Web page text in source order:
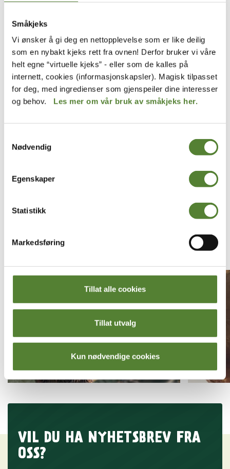
Småkjeks
Vi ønsker å gi deg en nettopplevelse som er like deilig
som en nybakt kjeks rett fra ovnen! Derfor bruker vi våre
helt egne “virtuelle kjeks” - eller som de kalles på
internett, cookies (informasjonskapsler). Magisk tilpasset
for deg, med ingredienser som gjenspeiler dine interesser
og behov. Les mer om vår bruk av småkjeks her.
Nødvendig
Egenskaper
Statistikk
Markedsføring
Tillat alle cookies
Tillat utvalg
Kun nødvendige cookies
rødliste. I Norge var oteren tidligere klassifisert som sårbar
av Artsdatabanken, men i 2021 ble den flyttet til
kategorien “ikke truet” på rødlista.
Fakta om oter
Art: Lutra lutra
Engelsk: European Otter
Utbredelse: Europa og Asia
Levealder: opptil 22 år
Drektighetstid: 60-70 dager
Status: Nær truet (IUCN Red list), Ikke truet (Norges
VIL DU HA NYHETSBREV FRA
OSS?